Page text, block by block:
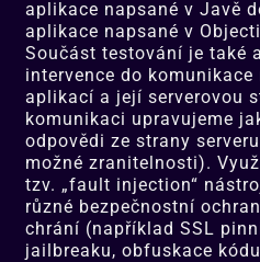
aplikace napsané v Javě
aplikace napsané v
Součást testování je také
intervence do
aplikací a její serverovou
komunikaci upravujeme
odpovědi ze strany
možné zranitelnosti).
tzv. „fault injection“
různé bezpečnostní
chrání (například SSL
jailbreaku, obfuskace